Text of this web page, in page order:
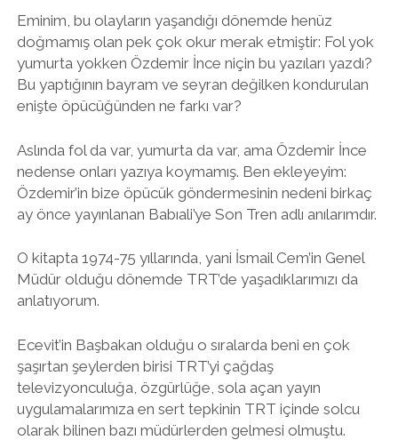
Eminim, bu olayların yaşandığı dönemde henüz
doğmamış olan pek çok okur merak etmiştir: Fol yok
yumurta yokken Özdemir İnce niçin bu yazıları yazdı?
Bu yaptığının bayram ve seyran değilken kondurulan
enişte öpücüğünden ne farkı var?
Aslında fol da var, yumurta da var, ama Özdemir İnce
nedense onları yazıya koymamış. Ben ekleyeyim:
Özdemir’in bize öpücük göndermesinin nedeni birkaç
ay önce yayınlanan Babıali’ye Son Tren adlı anılarımdır.
O kitapta 1974-75 yıllarında, yani İsmail Cem’in Genel
Müdür olduğu dönemde TRT’de yaşadıklarımızı da
anlatıyorum.
Ecevit’in Başbakan olduğu o sıralarda beni en çok
şaşırtan şeylerden birisi TRT’yi çağdaş
televizyonculuğa, özgürlüğe, sola açan yayın
uygulamalarımıza en sert tepkinin TRT içinde solcu
olarak bilinen bazı müdürlerden gelmesi olmuştu.